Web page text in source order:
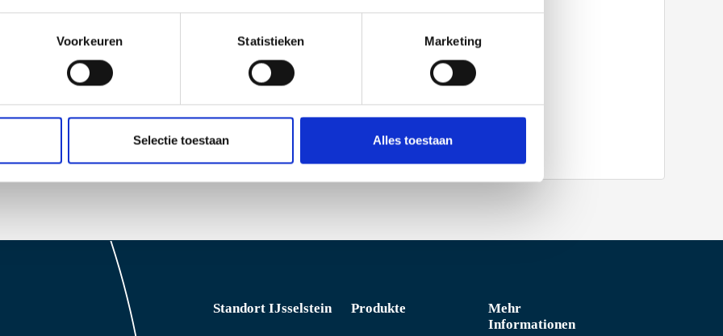
Voorkeuren Statistieken Marketing
Selectie toestaan Alles toestaan
EN
Standort IJsselstein Produkte
Mehr
Informationen